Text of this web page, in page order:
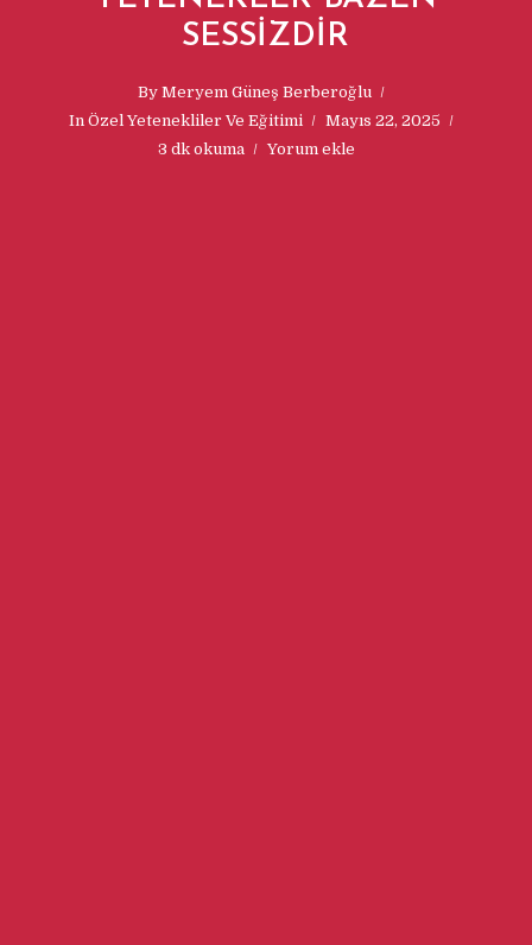
SESSİZDİR
By Meryem Güneş Berberoğlu
In Özel Yetenekliler Ve Eğitimi
Mayıs 22, 2025
3 dk okuma
Yorum ekle